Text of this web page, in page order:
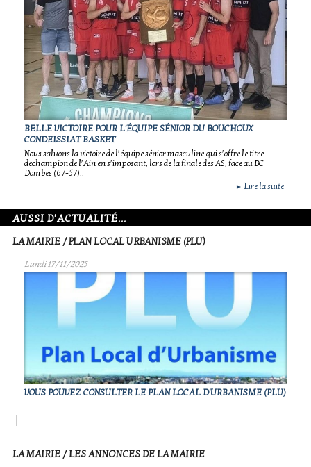
BELLE VICTOIRE POUR L'ÉQUIPE SÉNIOR DU BOUCHOUX
CONDEISSIAT BASKET
Nous saluons la victoire de l’équipe sénior masculine qui s’offre le titre
dechampion de l’Ain en s’imposant, lors de la finale des AS, face au BC
Dombes (67-57)..
► Lire la suite
AUSSI D'ACTUALITÉ...
LA MAIRIE / PLAN LOCAL URBANISME (PLU)
Lundi 17/11/2025
VOUS POUVEZ CONSULTER LE PLAN LOCAL D'URBANISME (PLU)
LA MAIRIE / LES ANNONCES DE LA MAIRIE